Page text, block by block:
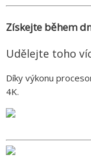
Získejte během
Udělejte toho
Díky výkonu
4K.